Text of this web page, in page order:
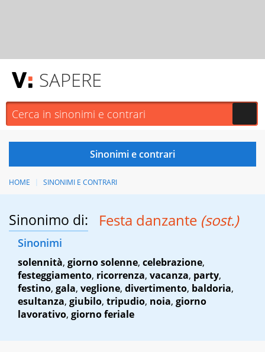
SAPERE
HOME SINONIMI E CONTRARI
Sinonimo di: Festa danzante (sost.)
Sinonimi
solennità, giorno solenne, celebrazione,
festeggiamento, ricorrenza, vacanza, party,
festino, gala, veglione, divertimento, baldoria,
esultanza, giubilo, tripudio, noia, giorno
lavorativo, giorno feriale